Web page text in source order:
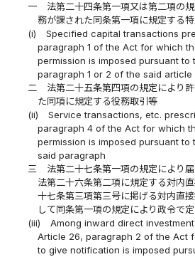
一
法第二十四条第一項又は第二項の
務が課された同条第一項に規定する特
(i)
Specified capital transactions
paragraph 1 of the Act for which
permission is imposed pursuant to
paragraph 1 or 2 of the said article
二
法第二十五条第四項の規定により
た同項に規定する役務取引等
(ii)
Service transactions, etc.
paragraph 4 of the Act for which
permission is imposed pursuant to
said paragraph
三
法第二十七条第一項の規定により
法第二十六条第二項に規定する対内
十七条第三項第三号に掲げる対内直
して同条第一項の規定により政令で
(iii)
Among inward direct
Article 26, paragraph 2 of the Act
to give notification is imposed